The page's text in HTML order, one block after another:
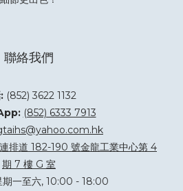
聯絡我們
(852) 3622 1132
(852) 6333 7913
排道 182-190 號金龍工業中心第 4
期 7 樓 G 室
期一至六, 10:00 - 18:00